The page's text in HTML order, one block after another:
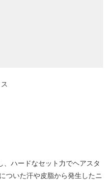
ハードなセット力でヘアスタ
ついた汗や皮脂から発生したニ